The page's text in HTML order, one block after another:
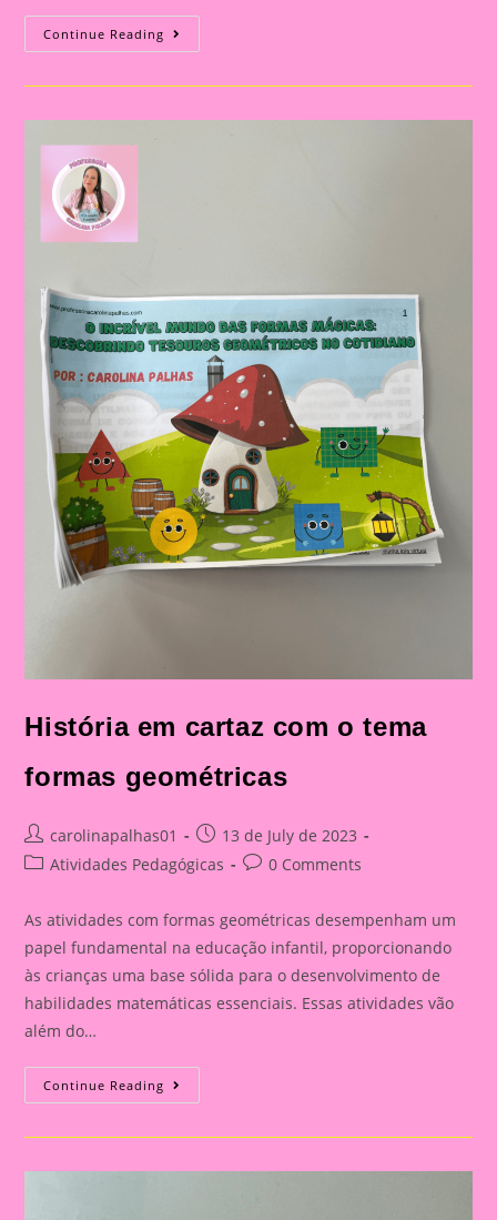
Continue Reading Atividade
Com
Tema
História em cartaz com o tema
formas geométricas
Post
author:
carolinapalhas01
Post
published:
13 de July de 2023
PostAtividades Pedagógicas
Post0 Comments
As atividades com formas geométricas desempenham um
papel fundamental na educação infantil, proporcionando
às crianças uma base sólida para o desenvolvimento de
habilidades matemáticas essenciais. Essas atividades vão
além do…
Continue Reading História
Em
Formas